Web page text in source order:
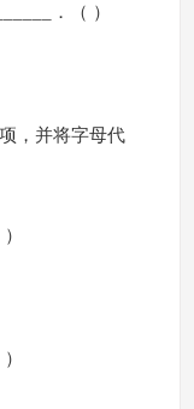
．（ ）
，并将字母代